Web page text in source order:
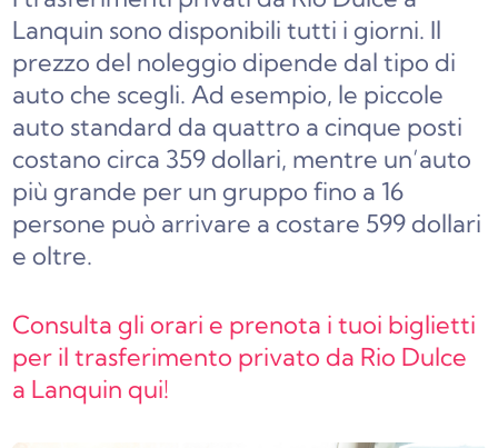
Lanquin sono disponibili tutti i giorni. Il
prezzo del noleggio dipende dal tipo di
auto che scegli. Ad esempio, le piccole
auto standard da quattro a cinque posti
costano circa 359 dollari, mentre un’auto
più grande per un gruppo fino a 16
persone può arrivare a costare 599 dollari
e oltre.
Consulta gli orari e prenota i tuoi biglietti
per il trasferimento privato da Rio Dulce
a Lanquin qui!